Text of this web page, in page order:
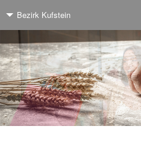
Bezirk Kufstein